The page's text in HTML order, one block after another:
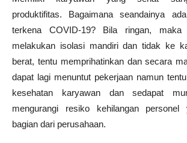
produktifitas. Bagaimana seandainya
terkena COVID-19? Bila ringan, maka
melakukan isolasi mandiri dan tidak ke
berat, tentu memprihatinkan dan secara
dapat lagi menuntut pekerjaan namun
kesehatan karyawan dan sedapat
mengurangi resiko kehilangan personel
bagian dari perusahaan.